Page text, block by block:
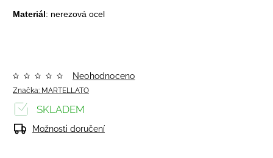
Materiál: nerezová ocel
Značka: MARTELLATO
Neohodnoceno
SKLADEM
Možnosti doručení